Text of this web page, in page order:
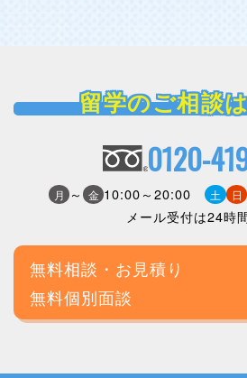
留学のご相談
0120-
月 ～ 金 10:00～20:00 土 日
メール受付は24時
無料相談・お見積り
無料個別面談